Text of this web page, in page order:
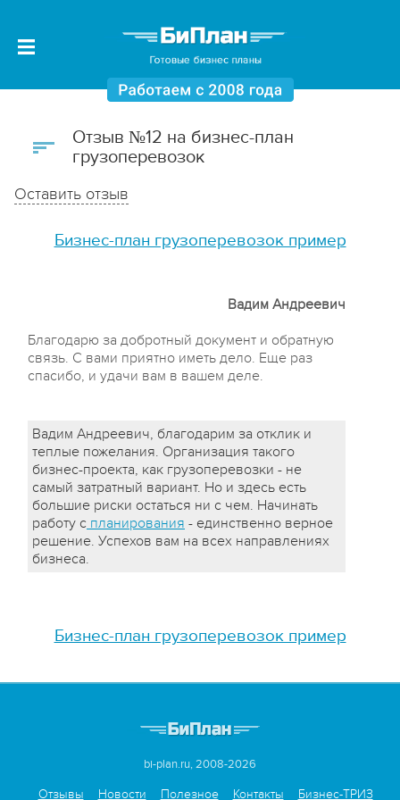
Отзыв №12 на бизнес-план
грузоперевозок
Оставить отзыв
Бизнес-план грузоперевозок пример
Вадим Андреевич
Благодарю за добротный документ и обратную
связь. С вами приятно иметь дело. Еще раз
спасибо, и удачи вам в вашем деле.
Вадим Андреевич, благодарим за отклик и
теплые пожелания. Организация такого
бизнес-проекта, как грузоперевозки - не
самый затратный вариант. Но и здесь есть
большие риски остаться ни с чем. Начинать
работу с планирования - единственно верное
решение. Успехов вам на всех направлениях
бизнеса.
Бизнес-план грузоперевозок пример
bi-plan.ru, 2008-2026
Отзывы Новости Полезное Контакты Бизнес-ТРИЗ